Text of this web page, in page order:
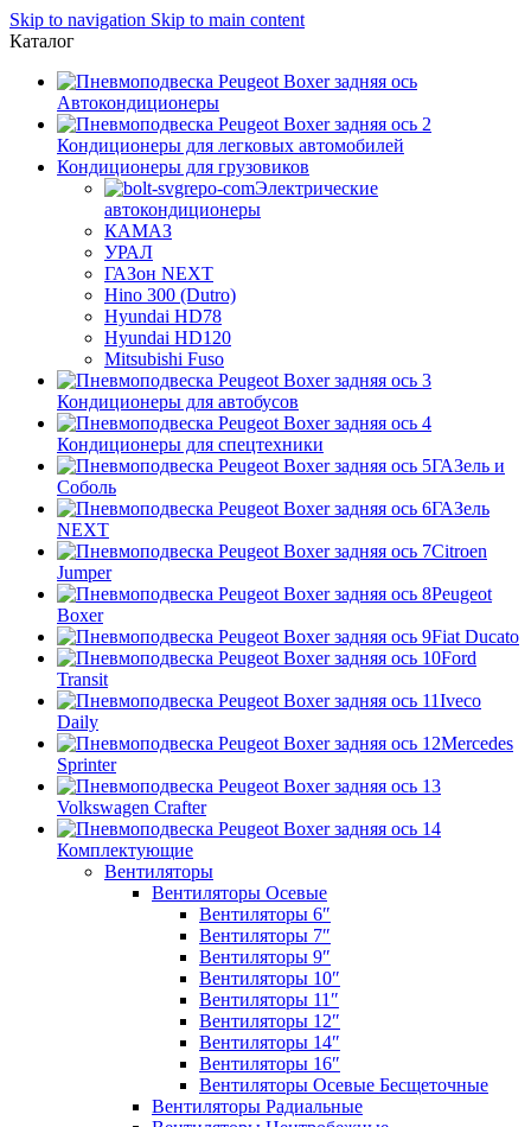
Skip to navigation Skip to main content
Каталог
Автокондиционеры
Кондиционеры для легковых автомобилей
Кондиционеры для грузовиков
Электрические
автокондиционеры
КАМАЗ
УРАЛ
ГАЗон NEXT
Hino 300 (Dutro)
Hyundai HD78
Hyundai HD120
Mitsubishi Fuso
Кондиционеры для автобусов
Кондиционеры для спецтехники
ГАЗель и
Соболь
ГАЗель
NEXT
Citroen
Jumper
Peugeot
Boxer
Fiat Ducato
Ford
Transit
Iveco
Daily
Mercedes
Sprinter
Volkswagen Crafter
Комплектующие
Вентиляторы
Вентиляторы Осевые
Вентиляторы 6″
Вентиляторы 7″
Вентиляторы 9″
Вентиляторы 10″
Вентиляторы 11″
Вентиляторы 12″
Вентиляторы 14″
Вентиляторы 16″
Вентиляторы Осевые Бесщеточные
Вентиляторы Радиальные